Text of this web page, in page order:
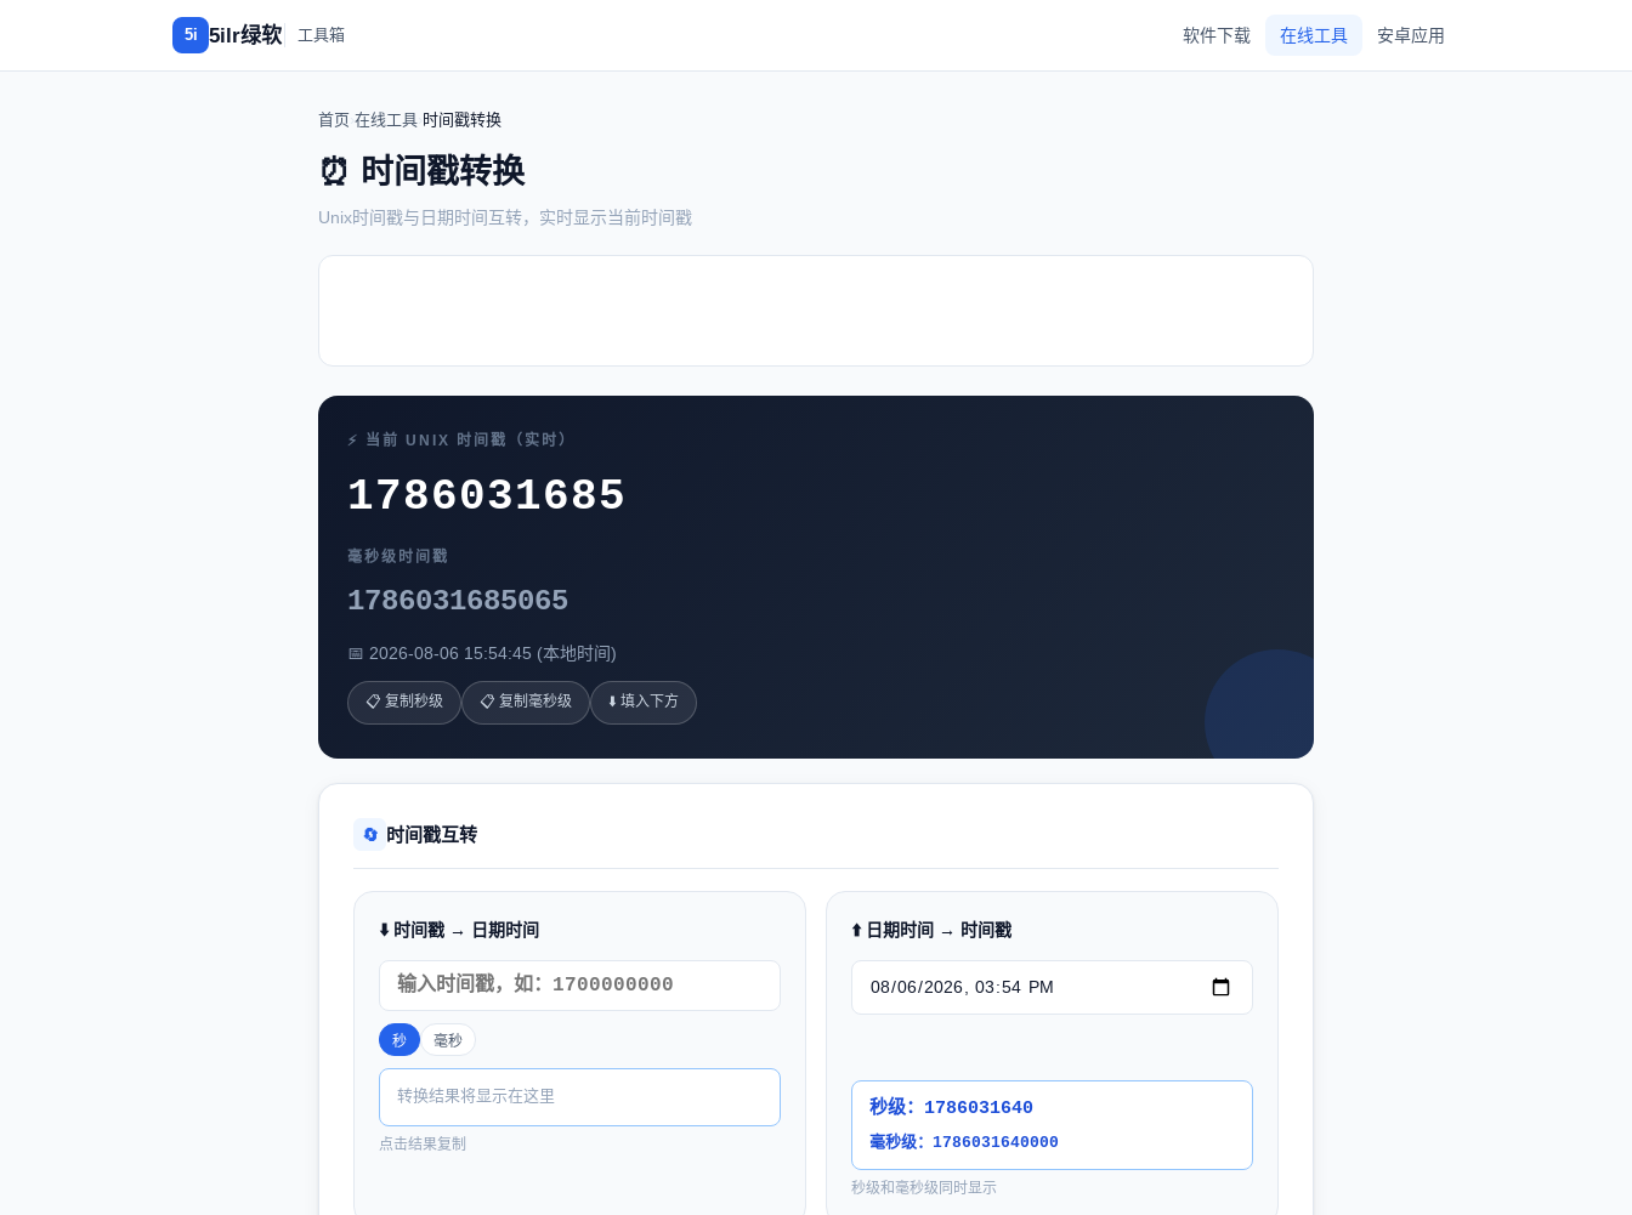
5i 5ilr绿软 工具箱 软件下载 在线工具 安卓应用
首页 在线工具 时间戳转换
⏰ 时间戳转换
Unix时间戳与日期时间互转，实时显示当前时间戳
⚡ 当前 UNIX 时间戳（实时）
1786031685
毫秒级时间戳
1786031685565
📅 2026-08-06 15:54:45 (本地时间)
📋 复制秒级 📋 复制毫秒级 ⬇️ 填入下方
🔄 时间戳互转
⬇️ 时间戳 → 日期时间
秒 毫秒
转换结果将显示在这里
点击结果复制
⬆️ 日期时间 → 时间戳
秒级： 1786031640
毫秒级： 1786031640000
秒级和毫秒级同时显示